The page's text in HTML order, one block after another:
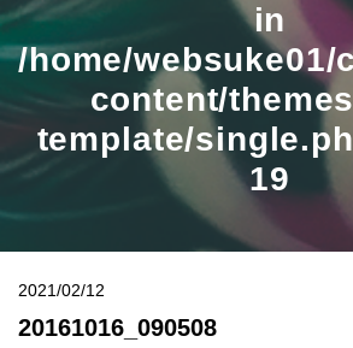
in
/home/
content/
template/
19
2021/02/12
20161016_090508